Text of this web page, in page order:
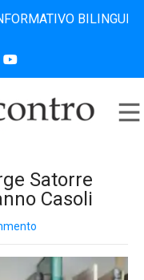
BILINGUE CHE
Satorre
Casoli